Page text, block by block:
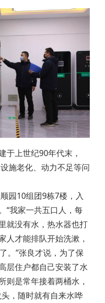
于上世纪90年代末，
施老化、动力不足等问
园10组团9栋7楼，入
“我家一共五口人，每
就没有水，热水器也打
人才能排队开始洗漱，
。”张良才说，为了保
层住户都自己安装了水
则是常年接着两桶水，
，随时就有自来水哗